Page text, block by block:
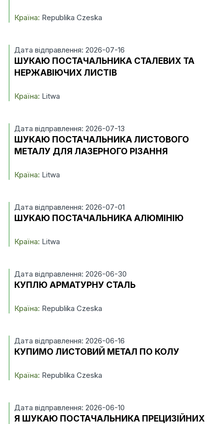
Країна: Republika Czeska
Дата відправлення: 2026-07-16
ШУКАЮ ПОСТАЧАЛЬНИКА СТАЛЕВИХ ТА
НЕРЖАВІЮЧИХ ЛИСТІВ
Країна: Litwa
Дата відправлення: 2026-07-13
ШУКАЮ ПОСТАЧАЛЬНИКА ЛИСТОВОГО
МЕТАЛУ ДЛЯ ЛАЗЕРНОГО РІЗАННЯ
Країна: Litwa
Дата відправлення: 2026-07-01
ШУКАЮ ПОСТАЧАЛЬНИКА АЛЮМІНІЮ
Країна: Litwa
Дата відправлення: 2026-06-30
КУПЛЮ АРМАТУРНУ СТАЛЬ
Країна: Republika Czeska
Дата відправлення: 2026-06-16
КУПИМО ЛИСТОВИЙ МЕТАЛ ПО КОЛУ
Країна: Republika Czeska
Дата відправлення: 2026-06-10
Я ШУКАЮ ПОСТАЧАЛЬНИКА ПРЕЦИЗІЙНИХ